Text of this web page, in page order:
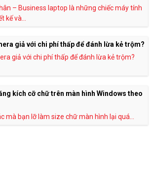
– Business laptop là những chiếc máy tính
và...
giả với chi phí thấp để đánh lừa kẻ trộm?
giả với chi phí thấp để đánh lừa kẻ trộm?
kích cỡ chữ trên màn hình Windows theo
mà bạn lỡ làm size chữ màn hình lại quá...